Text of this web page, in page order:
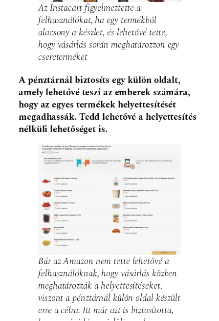
Az Instacart figyelmeztette a
felhasználókat, ha egy termékből
alacsony a készlet, és lehetővé tette,
hogy vásárlás során meghatározzon egy
csereterméket
A pénztárnál biztosíts egy külön oldalt,
amely lehetővé teszi az emberek számára,
hogy az egyes termékek helyettesítését
megadhassák. Tedd lehetővé a helyettesítés
nélküli lehetőséget is.
Bár az Amazon nem tette lehetővé a
felhasználóknak, hogy vásárlás közben
meghatározzák a helyettesítéseket,
viszont a pénztárnál külön oldal készült
erre a célra. Itt már azt is biztosította,